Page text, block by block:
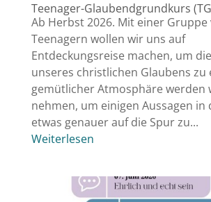
Teenager-Glaubendgrundkurs
Ab Herbst 2026. Mit einer Gruppe
Teenagern wollen wir uns auf
Entdeckungsreise machen, um
unseres christlichen Glaubens zu
gemütlicher Atmosphäre werden
nehmen, um einigen Aussagen in
etwas genauer auf die Spur zu...
Weiterlesen